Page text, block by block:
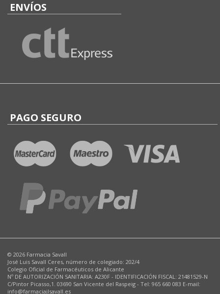
ENVÍOS
PAGO SEGURO
© 2026 Farmacia Savall
José Luis Savall Ceres, número de colegiado: 202/4
Colegio Oficial de Farmacéuticos de Alicante
Nº DE AUTORIZACIÓN SANITARIA: A230F - IDENTIFICACIÓN FISCAL: 21481529-N
C/Pintor Picasso,1. 03690 San Vicente del Raspeig - Tel: 965 660 083 E-mail:
info@farmaciajlsavall.es